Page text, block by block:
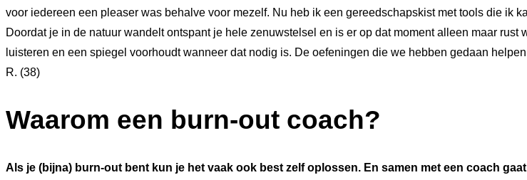
voor iedereen een pleaser was behalve voor mezelf. Nu heb ik een gereedschapskist met tools die ik
Doordat je in de natuur wandelt ontspant je hele zenuwstelsel en is er op dat moment alleen maar
luisteren en een spiegel voorhoudt wanneer dat nodig is. De oefeningen die we hebben gedaan
R. (38)
Waarom een burn-out coach?
Als je (bijna) burn-out bent kun je het vaak ook best zelf oplossen. En samen met een coach